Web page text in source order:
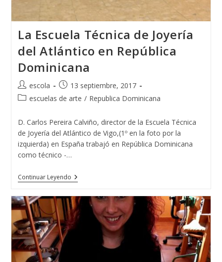
La Escuela Técnica de Joyería
del Atlántico en República
Dominicana
Autor
de
escola
Publicación
de
13 septiembre, 2017
Categoría
la
entrada:
escuelas de arte / Republica Dominicana
D. Carlos Pereira Calviño, director de la Escuela Técnica
de Joyería del Atlántico de Vigo,(1º en la foto por la
izquierda) en España trabajó en República Dominicana
como técnico -…
Continuar LeyendoLa
Escuela
De
Joyería
Del
Atlántico
En
Dominicana